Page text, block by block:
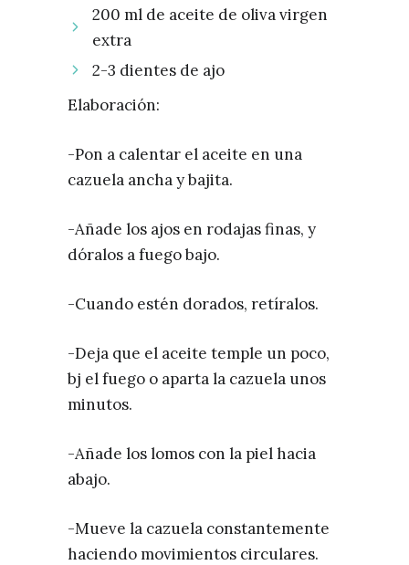
200 ml de aceite de oliva virgen
extra
2-3 dientes de ajo
Elaboración:
-Pon a calentar el aceite en una
cazuela ancha y bajita.
-Añade los ajos en rodajas finas, y
dóralos a fuego bajo.
-Cuando estén dorados, retíralos.
-Deja que el aceite temple un poco,
bj el fuego o aparta la cazuela unos
minutos.
-Añade los lomos con la piel hacia
abajo.
-Mueve la cazuela constantemente
haciendo movimientos circulares.